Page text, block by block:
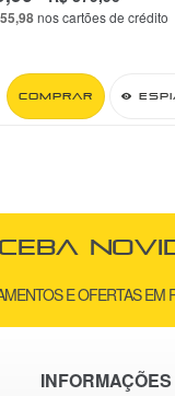
nos cartões de crédito
Comprar
E OFERTAS EM
INFORMAÇÕES